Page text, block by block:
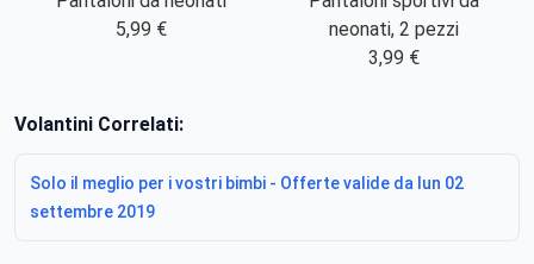
5,99 €
neonati, 2 pezzi
3,99 €
Volantini Correlati:
Solo il meglio per i vostri bimbi - Offerte valide da lun 02
settembre 2019